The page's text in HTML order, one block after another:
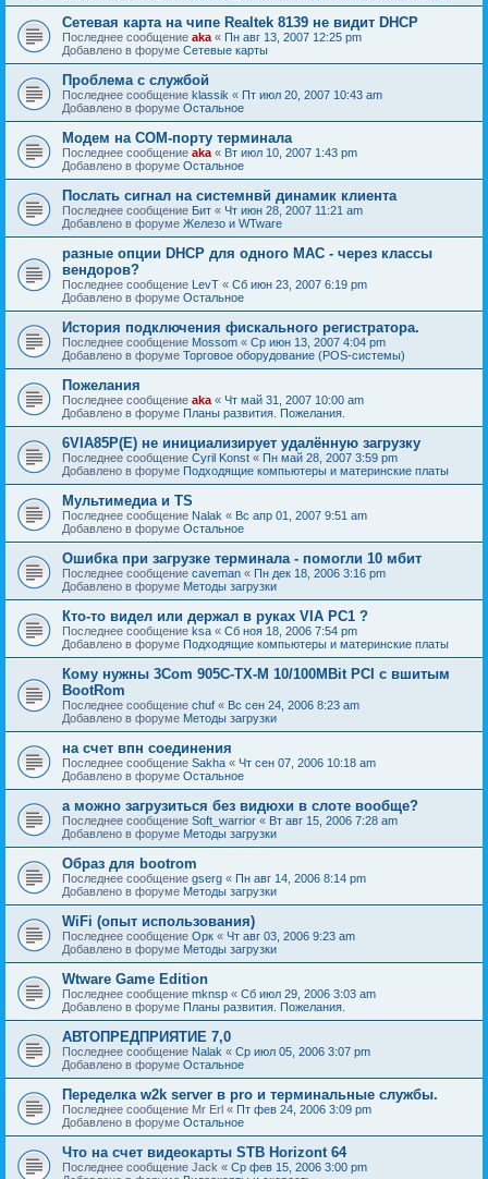
Сетевая карта на чипе Realtek 8139 не видит DHCP
Последнее сообщение aka « Пн авг 13, 2007 12:25 pm
Добавлено в форуме Сетевые карты
Проблема с службой
Последнее сообщение klassik « Пт июл 20, 2007 10:43 am
Добавлено в форуме Остальное
Модем на COM-порту терминала
Последнее сообщение aka « Вт июл 10, 2007 1:43 pm
Добавлено в форуме Остальное
Послать сигнал на системнвй динамик клиента
Последнее сообщение Бит « Чт июн 28, 2007 11:21 am
Добавлено в форуме Железо и WTware
разные опции DHCP для одного MAC - через классы
вендоров?
Последнее сообщение LevT « Сб июн 23, 2007 6:19 pm
Добавлено в форуме Остальное
История подключения фискального регистратора.
Последнее сообщение Mossom « Ср июн 13, 2007 4:04 pm
Добавлено в форуме Торговое оборудование (POS-системы)
Пожелания
Последнее сообщение aka « Чт май 31, 2007 10:00 am
Добавлено в форуме Планы развития. Пожелания.
6VIA85P(E) не инициализирует удалённую загрузку
Последнее сообщение Cyril Konst « Пн май 28, 2007 3:59 pm
Добавлено в форуме Подходящие компьютеры и материнские платы
Мультимедиа и TS
Последнее сообщение Nalak « Вс апр 01, 2007 9:51 am
Добавлено в форуме Остальное
Ошибка при загрузке терминала - помогли 10 мбит
Последнее сообщение caveman « Пн дек 18, 2006 3:16 pm
Добавлено в форуме Методы загрузки
Кто-то видел или держал в руках VIA PC1 ?
Последнее сообщение ksa « Сб ноя 18, 2006 7:54 pm
Добавлено в форуме Подходящие компьютеры и материнские платы
Кому нужны 3Com 905C-TX-M 10/100MBit PCI с вшитым
BootRom
Последнее сообщение chuf « Вс сен 24, 2006 8:23 am
Добавлено в форуме Методы загрузки
на счет впн соединения
Последнее сообщение Sakha « Чт сен 07, 2006 10:18 am
Добавлено в форуме Остальное
а можно загрузиться без видюхи в слоте вообще?
Последнее сообщение Soft_warrior « Вт авг 15, 2006 7:28 am
Добавлено в форуме Методы загрузки
Образ для bootrom
Последнее сообщение gserg « Пн авг 14, 2006 8:14 pm
Добавлено в форуме Методы загрузки
WiFi (опыт использования)
Последнее сообщение Орк « Чт авг 03, 2006 9:23 am
Добавлено в форуме Методы загрузки
Wtware Game Edition
Последнее сообщение mknsp « Сб июл 29, 2006 3:03 am
Добавлено в форуме Планы развития. Пожелания.
АВТОПРЕДПРИЯТИЕ 7,0
Последнее сообщение Nalak « Ср июл 05, 2006 3:07 pm
Добавлено в форуме Остальное
Переделка w2k server в pro и терминальные службы.
Последнее сообщение Mr Erl « Пт фев 24, 2006 3:09 pm
Добавлено в форуме Остальное
Что на счет видеокарты STB Horizont 64
Последнее сообщение Jack « Ср фев 15, 2006 3:00 pm